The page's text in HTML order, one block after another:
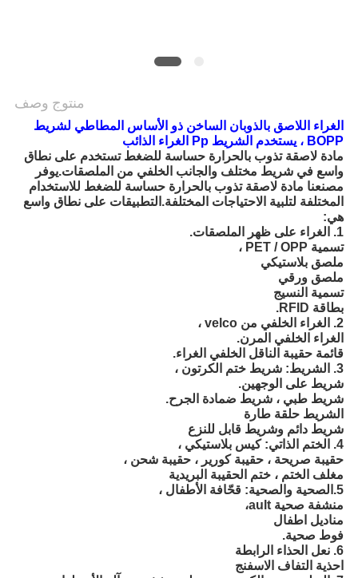
منتوج وصف
BOPP ، يستخدم الشريط Pp الغراء الذائب
مادة لاصقة تذوب بالحرارة حساسة للضغط تستخدم على نطاق
هي:
1. الغراء على ظهر الملصقات.
تسمية PET / OPP ،
ملصق بلاستيكي
ملصق ورقي
تسمية النسيج
بطاقة RFID.
2. الغراء الخلفي من velco ،
الغراء الخلفي المرن.
قائمة حقيبة الناقل الخلفي الغراء.
3. الشريط: شريط ختم الكرتون ،
شريط على الوجهين.
شريط طبي ، شريط ضمادة الجرح.
الشريط حلقة طارة
شريط دائم وشريط قابل للنزع
4. الختم الذاتي: كيس بلاستيكي ،
حقيبة صريحة ، حقيبة كورير ، حقيبة شحن ،
مغلف الختم ، ختم الحقيبة البريدية
5.الصحية والصحية: قحّافة الأطفال ،
منشفة صحية ault،
مناديل اطفال
فوط صحية.
6. نعل الحذاء الرابطة
احذية التفاف الاسفنج